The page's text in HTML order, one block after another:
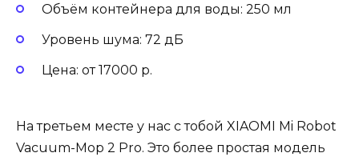
Объём контейнера для воды: 250 мл
Уровень шума: 72 дБ
Цена: от 17000 р.
На третьем месте у нас с тобой XIAOMI Mi Robot
Vacuum-Mop 2 Pro. Это более простая модель